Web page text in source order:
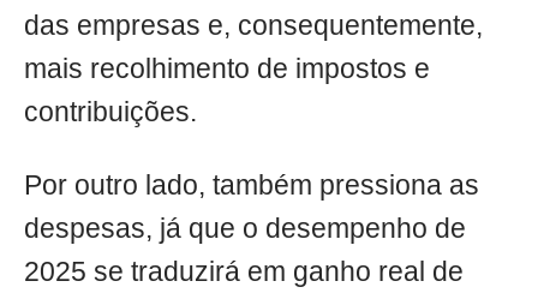
das empresas e, consequentemente,
mais recolhimento de impostos e
contribuições.
Por outro lado, também pressiona as
despesas, já que o desempenho de
2025 se traduzirá em ganho real de